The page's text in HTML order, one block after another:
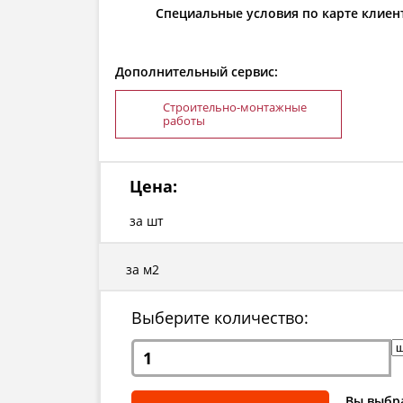
Специальные условия по карте
Дополнительный сервис:
Строительно-монтажные
работы
Цена:
за шт
за м2
Выберите количество: